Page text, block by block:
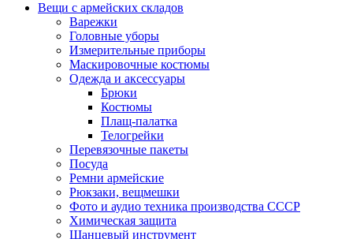
Вещи с армейских складов
Варежки
Головные уборы
Измерительные приборы
Маскировочные костюмы
Одежда и аксессуары
Брюки
Костюмы
Плащ-палатка
Телогрейки
Перевязочные пакеты
Посуда
Ремни армейские
Рюкзаки, вещмешки
Фото и аудио техника производства СССР
Химическая защита
Шанцевый инструмент